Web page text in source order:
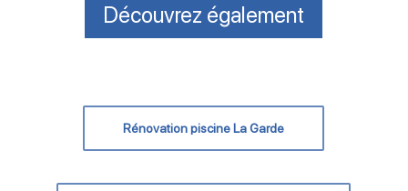
Découvrez également
Rénovation piscine La Garde